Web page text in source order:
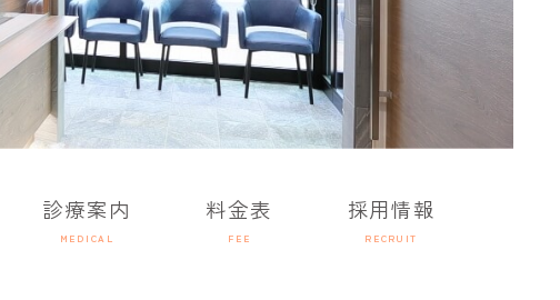
診療案内
MEDICAL
料金表
FEE
採用情報
RECRUIT